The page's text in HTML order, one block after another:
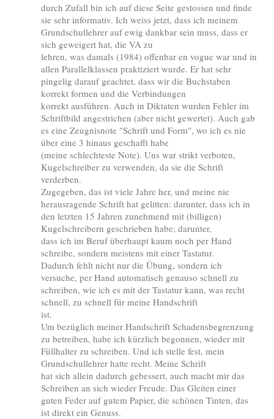
durch Zufall bin ich auf diese Seite gestossen und finde
sie sehr informativ. Ich weiss jetzt, dass ich meinem
Grundschullehrer auf ewig dankbar sein muss, dass er
sich geweigert hat, die VA zu
lehren, was damals (1984) offenbar en vogue war und in
allen Parallelklassen praktiziert wurde. Er hat sehr
pingelig darauf geachtet, dass wir die Buchstaben
korrekt formen und die Verbindungen
korrekt ausführen. Auch in Diktaten wurden Fehler im
Schriftbild angestrichen (aber nicht gewertet). Auch gab
es eine Zeugnisnote "Schrift und Form", wo ich es nie
über eine 3 hinaus geschafft habe
(meine schlechteste Note). Uns war strikt verboten,
Kugelschreiber zu verwenden, da sie die Schrift
verderben.
Zugegeben, das ist viele Jahre her, und meine nie
herausragende Schrift hat gelitten: darunter, dass ich in
den letzten 15 Jahren zunehmend mit (billigen)
Kugelschreibern geschrieben habe; darunter,
dass ich im Beruf überhaupt kaum noch per Hand
schreibe, sondern meistens mit einer Tastatur.
Dadurch fehlt nicht nur die Übung, sondern ich
versuche, per Hand automatisch genauso schnell zu
schreiben, wie ich es mit der Tastatur kann, was recht
schnell, zu schnell für meine Handschrift
ist.
Um bezüglich meiner Handschrift Schadensbegrenzung
zu betreiben, habe ich kürzlich begonnen, wieder mit
Füllhalter zu schreiben. Und ich stelle fest, mein
Grundschullehrer hatte recht. Meine Schrift
hat sich allein dadurch gebessert, auch macht mir das
Schreiben an sich wieder Freude. Das Gleiten einer
guten Feder auf gutem Papier, die schönen Tinten, das
ist direkt ein Genuss.